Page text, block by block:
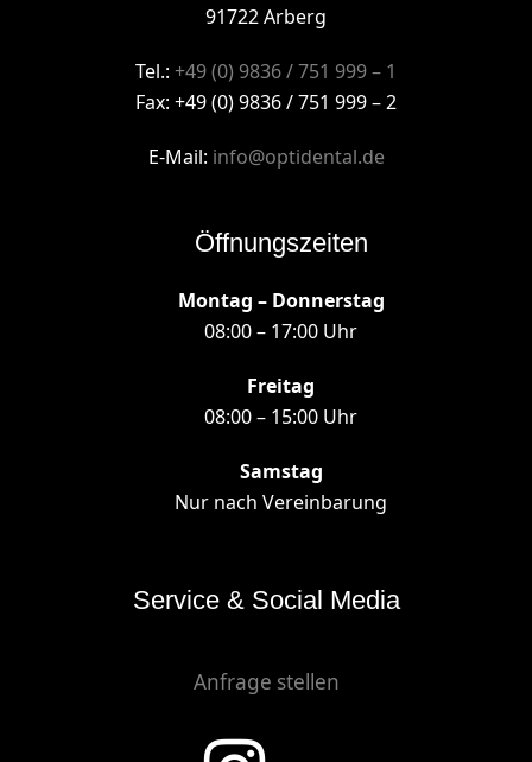
91722 Arberg
Tel.: +49 (0) 9836 / 751 999 – 1
Fax: +49 (0) 9836 / 751 999 – 2
E-Mail: info@optidental.de
Öffnungszeiten
Montag – Donnerstag
08:00 – 17:00 Uhr
Freitag
08:00 – 15:00 Uhr
Samstag
Nur nach Vereinbarung
Service & Social Media
Anfrage stellen